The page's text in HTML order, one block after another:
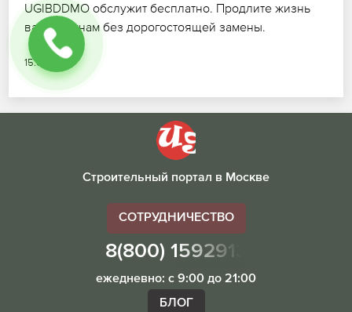
UGIBDDMO обслужит бесплатно. Продлите жизнь
вашим окнам без дорогостоящей замены.
15.07.2026
Строительный портал в Москве
СОТРУДНИЧЕСТВО
8(800) 1592913
ежедневно: с 9:00 до 21:00
БЛОГ